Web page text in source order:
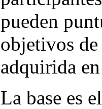
pueden
objetivos
adquirida
La base es